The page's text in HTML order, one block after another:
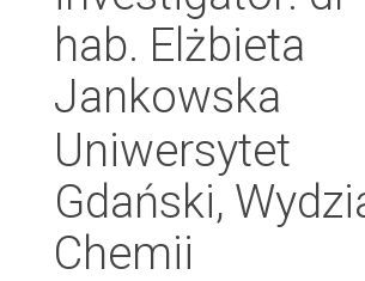
hab. Elżbieta
Jankowska
Uniwersytet
Gdański,
Chemii